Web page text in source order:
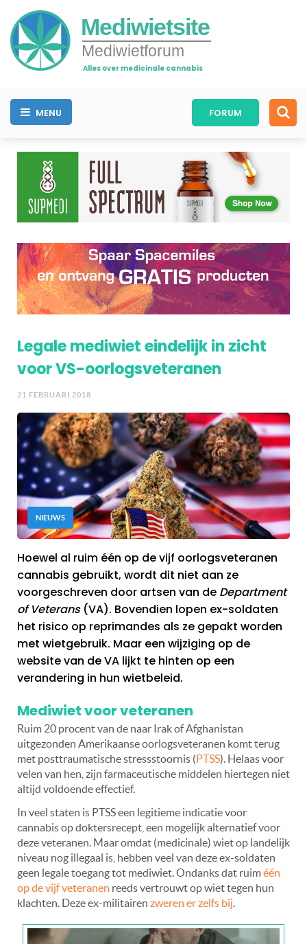
Mediwietsite
Mediwietforum
Alles over medicinale cannabis
MENU FORUM
Legale mediwiet eindelijk in zicht
voor VS-oorlogsveteranen
21 FEBRUARI 2018
NIEUWS
Hoewel al ruim één op de vijf oorlogsveteranen
cannabis gebruikt, wordt dit niet aan ze
voorgeschreven door artsen van de Department
of Veterans(VA). Bovendien lopen ex-soldaten
het risico op reprimandes als ze gepakt worden
met wietgebruik. Maar een wijziging op de
website van de VA lijkt te hinten op een
verandering in hun wietbeleid.
Mediwiet voor veteranen
Ruim 20 procent van de naar Irak of Afghanistan
uitgezonden Amerikaanse oorlogsveteranen komt terug
met posttraumatische stressstoornis (PTSS). Helaas voor
velen van hen, zijn farmaceutische middelen hiertegen niet
altijd voldoende effectief.
In veel staten is PTSS een legitieme indicatie voor
cannabis op doktersrecept, een mogelijk alternatief voor
deze veteranen. Maar omdat (medicinale) wiet op landelijk
niveau nog illegaal is, hebben veel van deze ex-soldaten
geen legale toegang tot mediwiet. Ondanks dat ruiméén
op de vijf veteranen reeds vertrouwt op wiet tegen hun
klachten. Deze ex-militairen zweren er zelfs bij.